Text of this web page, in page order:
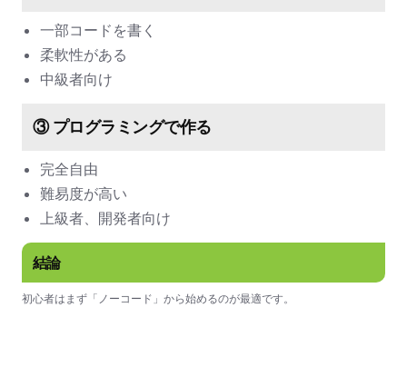
一部コードを書く
柔軟性がある
中級者向け
③ プログラミングで作る
完全自由
難易度が高い
上級者、開発者向け
結論
初心者はまず「ノーコード」から始めるのが最適です。